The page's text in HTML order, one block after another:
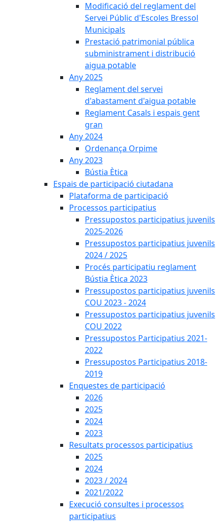
Modificació del reglament del
Servei Públic d'Escoles Bressol
Municipals
Prestació patrimonial pública
subministrament i distribució
aigua potable
Any 2025
Reglament del servei
d'abastament d'aigua potable
Reglament Casals i espais gent
gran
Any 2024
Ordenança Orpime
Any 2023
Bústia Ètica
Espais de participació ciutadana
Plataforma de participació
Processos participatius
Pressupostos participatius juvenils
2025-2026
Pressupostos participatius juvenils
2024 / 2025
Procés participatiu reglament
Bústia Ètica 2023
Pressupostos participatius juvenils
COU 2023 - 2024
Pressupostos participatius juvenils
COU 2022
Pressupostos Participatius 2021-
2022
Pressupostos Participatius 2018-
2019
Enquestes de participació
2026
2025
2024
2023
Resultats processos participatius
2025
2024
2023 / 2024
2021/2022
Execució consultes i processos
participatius